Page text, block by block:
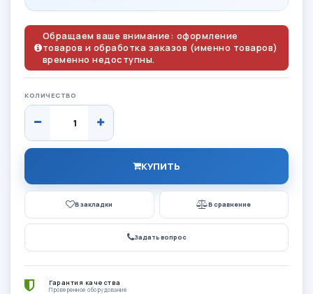
Обращаем ваше внимание: оформление
товаров и обработка заказов (именно товаров)
временно недоступны.
КОЛИЧЕСТВО
КУПИТЬ
В закладки В сравнение
Задать вопрос
Гарантия качества
Проверенное оборудование